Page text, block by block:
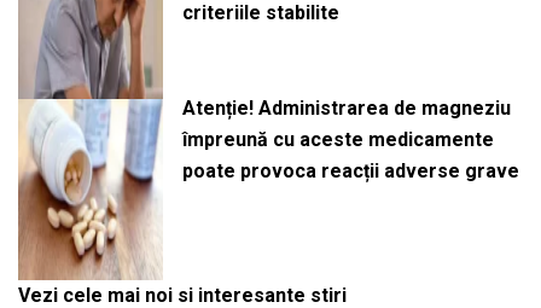
criteriile stabilite
Atenție! Administrarea de magneziu
împreună cu aceste medicamente
poate provoca reacții adverse grave
Vezi cele mai noi si interesante stiri